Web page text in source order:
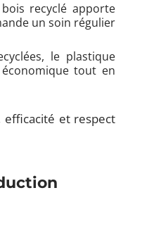
recyclé apporte
un soin régulier
le plastique
tout en
efficacité et respect